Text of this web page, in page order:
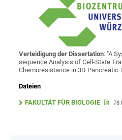
Verteidigung der Dissertation: "A
sequence Analysis of Cell-State
Chemoresistance in 3D Pancreatic
Dateien
FAKULTÄT FÜR BIOLOGIE 78